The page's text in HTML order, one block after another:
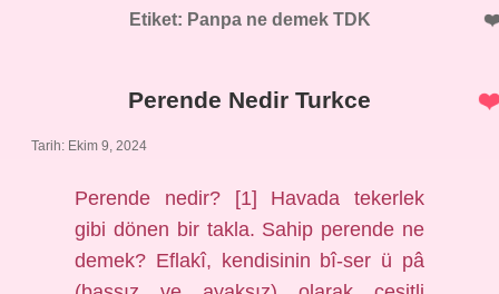
Etiket: Panpa ne demek TDK
Perende Nedir Turkce
Tarih: Ekim 9, 2024
Perende nedir? [1] Havada tekerlek
gibi dönen bir takla. Sahip perende ne
demek? Eflakî, kendisinin bî-ser ü pâ